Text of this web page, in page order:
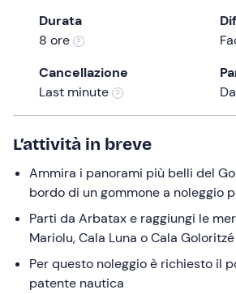
question
get
the
keyboard
shortcuts
changing
dates.
Durata
8 ore
Cancellazione
Last minute
L’attività in breve
Ammira i panorami più belli del
bordo di un gommone a noleggio
Parti da Arbatax e raggiungi le
Mariolu, Cala Luna o Cala Goloritzé
Per questo noleggio è richiesto il
patente nautica